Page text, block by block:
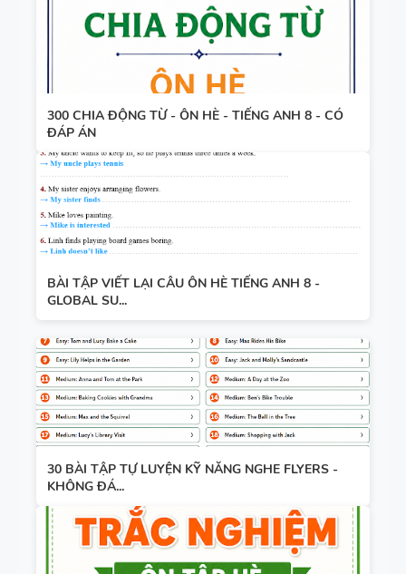
300 CHIA ĐỘNG TỪ - ÔN HÈ - TIẾNG ANH 8 - CÓ
ĐÁP ÁN
BÀI TẬP VIẾT LẠI CÂU ÔN HÈ TIẾNG ANH 8 -
GLOBAL SU...
30 BÀI TẬP TỰ LUYỆN KỸ NĂNG NGHE FLYERS -
KHÔNG ĐÁ...